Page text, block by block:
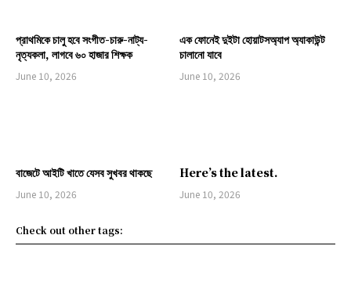
প্রাথমিকে চালু হবে সংগীত-চারু-নাট্য-
নৃত্যকলা, লাগবে ৬০ হাজার শিক্ষক
June 10, 2026
এক ফোনেই দুইটা হোয়াটসঅ্যাপ অ্যাকাউন্ট
চালানো যাবে
June 10, 2026
বাজেটে আইটি খাতে যেসব সুখবর থাকছে
June 10, 2026
Here’s the latest.
June 10, 2026
Check out other tags: